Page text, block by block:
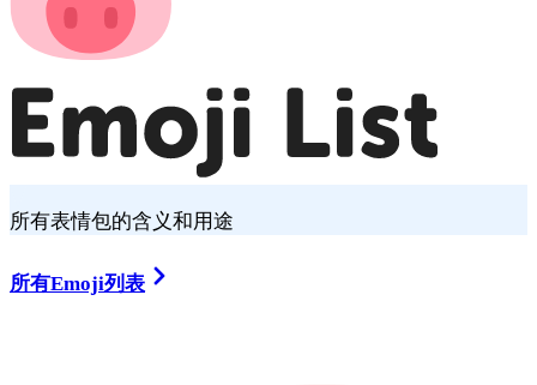
所有表情包的含义和用途
所有Emoji列表